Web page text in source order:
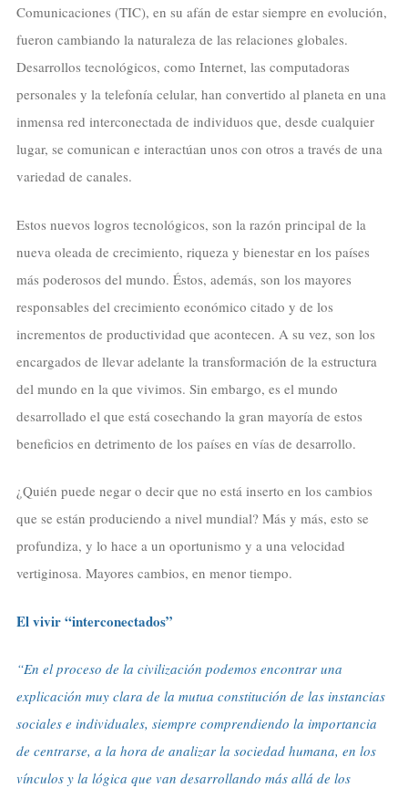
Comunicaciones (TIC), en su afán de estar siempre en evolución,
fueron cambiando la naturaleza de las relaciones globales.
Desarrollos tecnológicos, como Internet, las computadoras
personales y la telefonía celular, han convertido al planeta en una
inmensa red interconectada de individuos que, desde cualquier
lugar, se comunican e interactúan unos con otros a través de una
variedad de canales.
Estos nuevos logros tecnológicos, son la razón principal de la
nueva oleada de crecimiento, riqueza y bienestar en los países
más poderosos del mundo. Éstos, además, son los mayores
responsables del crecimiento económico citado y de los
incrementos de productividad que acontecen. A su vez, son los
encargados de llevar adelante la transformación de la estructura
del mundo en la que vivimos. Sin embargo, es el mundo
desarrollado el que está cosechando la gran mayoría de estos
beneficios en detrimento de los países en vías de desarrollo.
¿Quién puede negar o decir que no está inserto en los cambios
que se están produciendo a nivel mundial? Más y más, esto se
profundiza, y lo hace a un oportunismo y a una velocidad
vertiginosa. Mayores cambios, en menor tiempo.
El vivir “interconectados”
“En el proceso de la civilización podemos encontrar una
explicación muy clara de la mutua constitución de las instancias
sociales e individuales, siempre comprendiendo la importancia
de centrarse, a la hora de analizar la sociedad humana, en los
vínculos y la lógica que van desarrollando más allá de los